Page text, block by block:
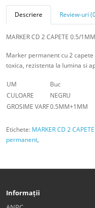
Descriere Review-uri
MARKER CD 2 CAPETE 0.5/
Marker permanent cu 2
toxica, rezistenta la lumina si
UM
Buc
CULOARE
NEGRU
GROSIME VARF0.5MM+1MM
Etichete: MARKER CD 2
permanent,
Informații